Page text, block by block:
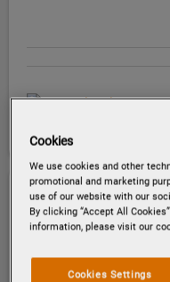
Cookies
We use cookies and other
promotional and marketing
use of our website with our
By clicking “Accept All
information, please visit our
Cookies Settings